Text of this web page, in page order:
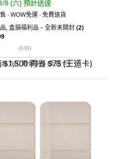
8 (六) 預計送達
∙ WOW免運 ∙ 免費退貨
,盒損福利品 – 全新未開封(2)
(638)
$1,500 再省 $75 (王道卡)